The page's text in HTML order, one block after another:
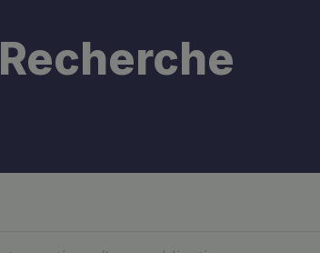
Recherche